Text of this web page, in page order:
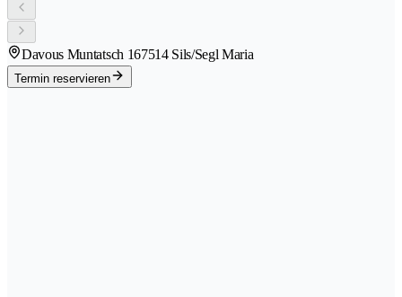
Davous Muntatsch 167514 Sils/Segl Maria
Termin reservieren